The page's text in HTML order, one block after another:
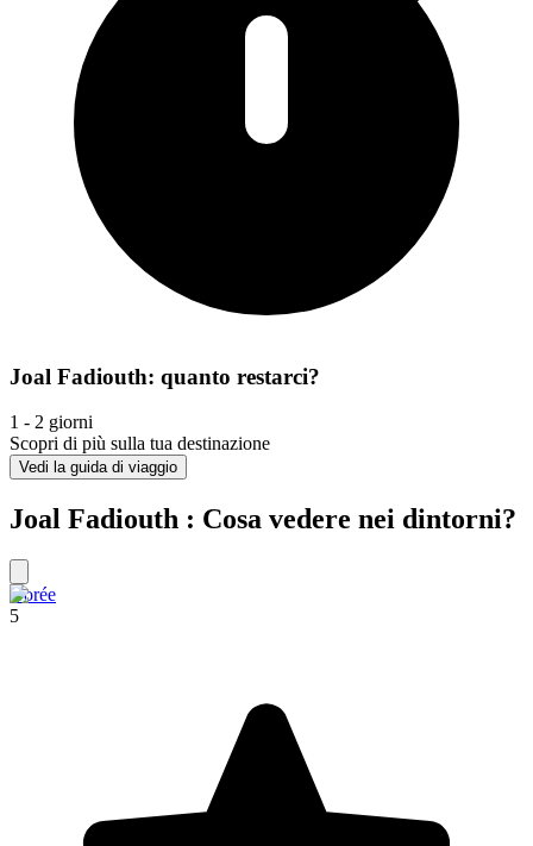
Joal Fadiouth: quanto restarci?
1 - 2 giorni
Scopri di più sulla tua destinazione
Vedi la guida di viaggio
Joal Fadiouth : Cosa vedere nei dintorni?
Gorée
5